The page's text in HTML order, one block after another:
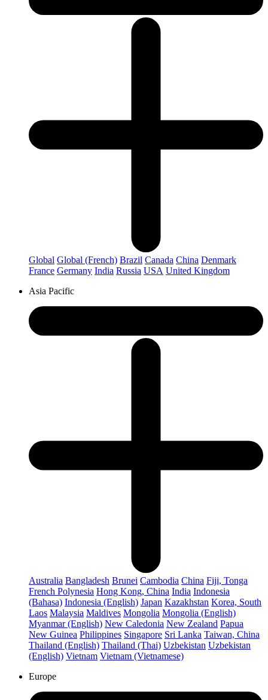
Global Global (French) Brazil Canada China Denmark
France Germany India Russia USA United Kingdom
Asia Pacific
Australia Bangladesh Brunei Cambodia China Fiji, Tonga
French Polynesia Hong Kong, China India Indonesia
(Bahasa) Indonesia (English) Japan Kazakhstan Korea, South
Laos Malaysia Maldives Mongolia Mongolia (English)
Myanmar (English) New Caledonia New Zealand Papua
New Guinea Philippines Singapore Sri Lanka Taiwan, China
Thailand (English) Thailand (Thai) Uzbekistan Uzbekistan
(English) Vietnam Vietnam (Vietnamese)
Europe